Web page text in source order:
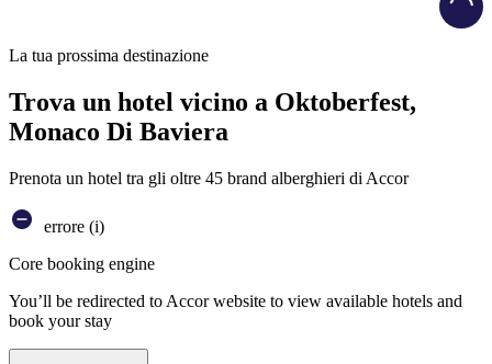
La tua prossima destinazione
Trova un hotel vicino a Oktoberfest,
Monaco Di Baviera
Prenota un hotel tra gli oltre 45 brand alberghieri di Accor
errore (i)
Core booking engine
You’ll be redirected to Accor website to view available hotels and
book your stay